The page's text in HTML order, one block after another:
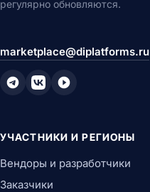
регулярно обновляются.
marketplace@diplatforms.ru
УЧАСТНИКИ И РЕГИОНЫ
Вендоры и разработчики
Заказчики